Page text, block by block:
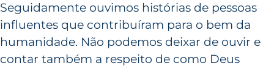
Seguidamente ouvimos histórias de pessoas
influentes que contribuíram para o bem da
humanidade. Não podemos deixar de ouvir e
contar também a respeito de como Deus